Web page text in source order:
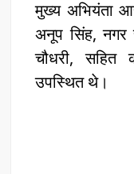
मुख्य अभियंता
अनूप सिंह, नगर
चौधरी, सहित
उपस्थित थे।